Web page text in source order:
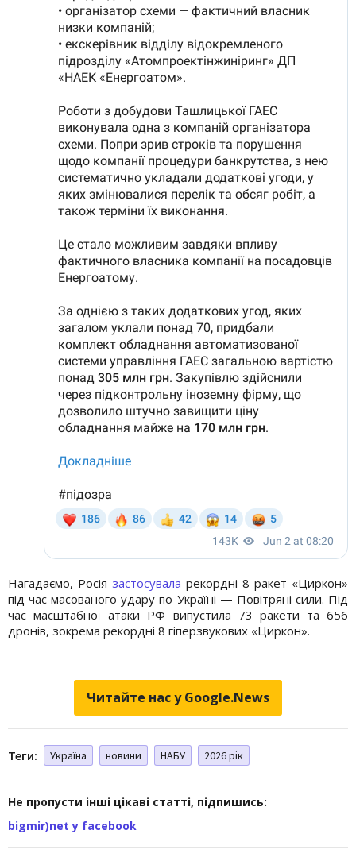
Нагадаємо, Росія застосувала рекордні 8 ракет «Циркон»
під час масованого удару по Україні — Повітряні сили. Під
час масштабної атаки РФ випустила 73 ракети та 656
дронів, зокрема рекордні 8 гіперзвукових «Циркон».
Читайте нас у Google.News
Теги: Україна новини НАБУ 2026 рік
Не пропусти інші цікаві статті, підпишись:
bigmir)net у facebook